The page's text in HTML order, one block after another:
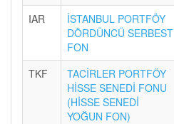
IAR
İSTANBUL PORTFÖY
DÖRDÜNCÜ SERBEST
FON
TKF
TACİRLER PORTFÖY
HİSSE SENEDİ FONU
(HİSSE SENEDİ
YOĞUN FON)